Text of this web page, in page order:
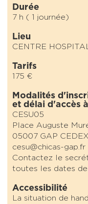
Durée
7 h ( 1 journée)
Lieu
CENTRE
Tarifs
175 €
Modalités
et délai d'accès
CESU05
Place Auguste
05007 GAP CEDEX
cesu@chicas-gap.fr
Contactez le
toutes les dates de
Accessibilité
La situation de